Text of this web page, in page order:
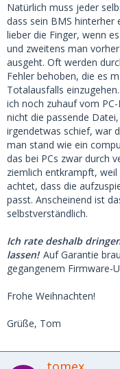
Natürlich muss jeder
dass sein BMS hinterher
lieber die Finger, wenn
und zweitens man
ausgeht. Oft werden
Fehler behoben, die es
Totalausfalls
ich noch zuhauf vom
nicht die passende
irgendetwas schief, war
man stand wie ein
das bei PCs zwar durch
ziemlich entkrampft,
achtet, dass die
passt. Anscheinend ist
selbstverständlich.
Ich rate deshalb
lassen! Auf Garantie
gegangenem Firmware-
Frohe Weihnachten!
Grüße, Tom